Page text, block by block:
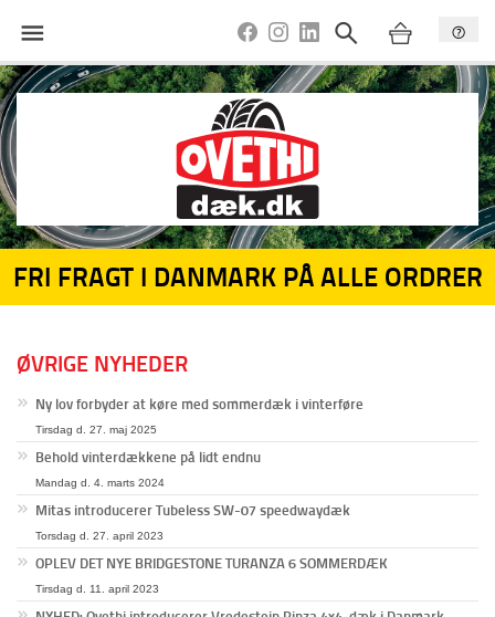
FRI FRAGT I DANMARK PÅ ALLE ORDRER
ØVRIGE NYHEDER
Ny lov forbyder at køre med sommerdæk i vinterføre
Tirsdag d. 27. maj 2025
Behold vinterdækkene på lidt endnu
Mandag d. 4. marts 2024
Mitas introducerer Tubeless SW-07 speedwaydæk
Torsdag d. 27. april 2023
OPLEV DET NYE BRIDGESTONE TURANZA 6 SOMMERDÆK
Tirsdag d. 11. april 2023